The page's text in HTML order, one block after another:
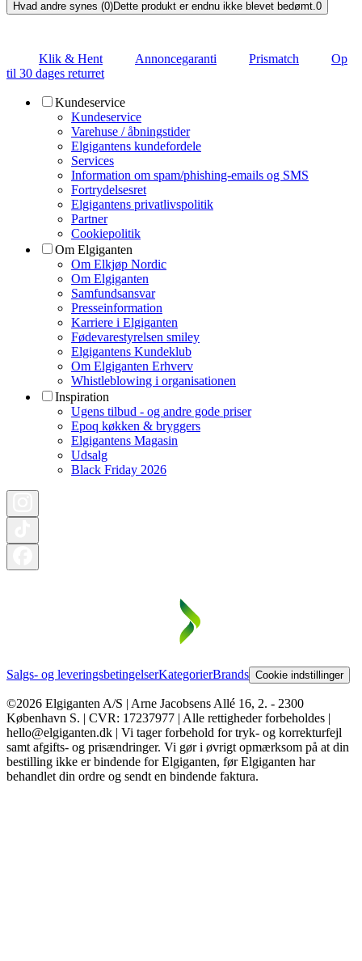
Hvad andre synes (0)Dette produkt er endnu ikke blevet bedømt.0
Klik & Hent Annoncegaranti Prismatch
Op
til 30 dages returret
Kundeservice
Kundeservice
Varehuse / åbningstider
Elgigantens kundefordele
Services
Information om spam/phishing-emails og SMS
Fortrydelsesret
Elgigantens privatlivspolitik
Partner
Cookiepolitik
Om Elgiganten
Om Elkjøp Nordic
Om Elgiganten
Samfundsansvar
Presseinformation
Karriere i Elgiganten
Fødevarestyrelsen smiley
Elgigantens Kundeklub
Om Elgiganten Erhverv
Whistleblowing i organisationen
Inspiration
Ugens tilbud - og andre gode priser
Epoq køkken & bryggers
Elgigantens Magasin
Udsalg
Black Friday 2026
Salgs- og leveringsbetingelserKategorierBrands Cookie indstillinger
©2026 Elgiganten A/S | Arne Jacobsens Allé 16, 2. - 2300
København S. | CVR: 17237977 | Alle rettigheder forbeholdes |
hello@elgiganten.dk | Vi tager forbehold for tryk- og korrekturfejl
samt afgifts- og prisændringer. Vi gør i øvrigt opmærksom på at din
bestilling ikke er bindende for Elgiganten, før Elgiganten har
behandlet din ordre og sendt en bindende faktura.